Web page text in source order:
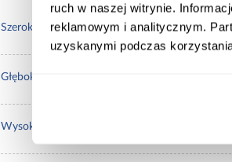
ruch w naszej witrynie.
reklamowym i analitycznym.
uzyskanymi podczas
Szerokość [cm]: 190.00
Głębokość [cm]:
Wysokość [cm]: